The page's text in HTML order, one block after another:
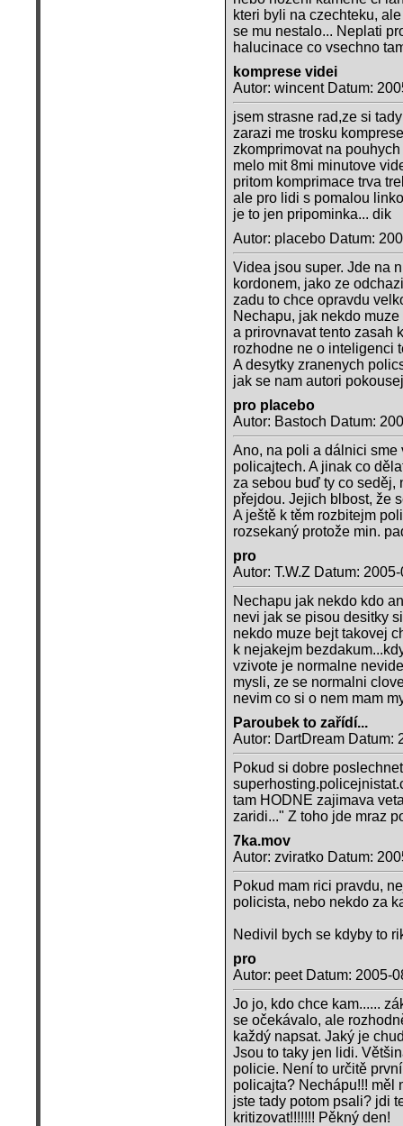
kteri byli na czechteku,
se mu nestalo... Neplati
halucinace co vsechno
komprese videi
Autor: wincent Datum:
jsem strasne rad,ze si
zarazi me trosku
zkomprimovat na
melo mit 8mi minutove
pritom komprimace trva
ale pro lidi s pomalou
je to jen pripominka... dik
Autor: placebo Datum:
Videa jsou super. Jde na
kordonem, jako ze
zadu to chce opravdu
Nechapu, jak nekdo
a prirovnavat tento zasah
rozhodne ne o inteligenci
A desytky zranenych
jak se nam autori
pro placebo
Autor: Bastoch Datum:
Ano, na poli a dálnici
policajtech. A jinak co
za sebou buď ty co seděj,
přejdou. Jejich blbost, že
A ještě k těm rozbitejm
rozsekaný protože min.
pro
Autor: T.W.Z Datum:
Nechapu jak nekdo kdo
nevi jak se pisou desitky
nekdo muze bejt takovej
k nejakejm
vzivote je normalne
mysli, ze se normalni
nevim co si o nem mam
Paroubek to zařídí...
Autor: DartDream Datum:
Pokud si dobre
tam HODNE zajimava
zaridi..." Z toho jde mraz
7ka.mov
Autor: zviratko Datum:
Pokud mam rici pravdu,
policista, nebo nekdo za
Nedivil bych se kdyby to
pro
Autor: peet Datum: 2005-
Jo jo, kdo chce kam......
se očekávalo, ale
každý napsat. Jaký je
Jsou to taky jen lidi.
policie. Není to určitě
policajta? Nechápu!!! měl
jste tady potom psali? jdi
kritizovat!!!!!!! Pěkný den!